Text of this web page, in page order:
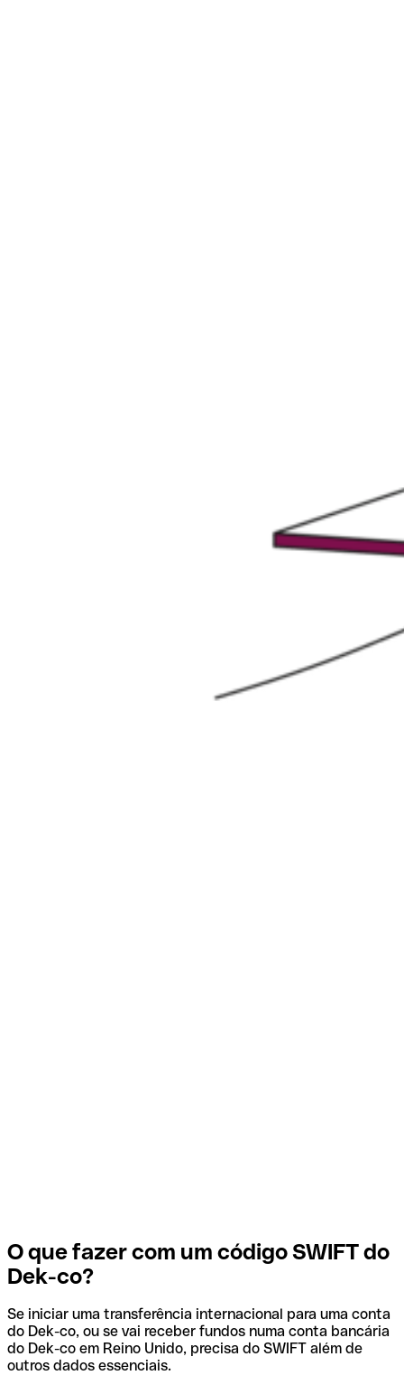
O que fazer com um código SWIFT do
Dek-co?
Se iniciar uma transferência internacional para uma conta
do Dek-co, ou se vai receber fundos numa conta bancária
do Dek-co em Reino Unido, precisa do SWIFT além de
outros dados essenciais.